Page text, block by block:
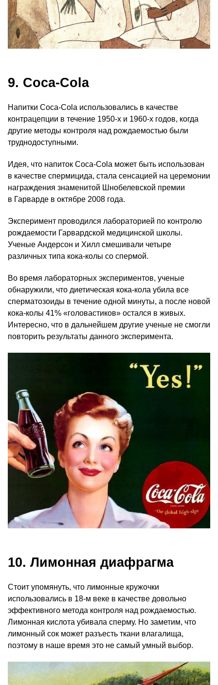
9. Coca-Cola
Напитки Coca-Cola использовались в качестве
контрацепции в течение 1950‑х и 1960‑х годов, когда
другие методы контроля над рождаемостью были
труднодоступными.
Идея, что напиток Coca-Cola может быть использован
в качестве спермицида, стала сенсацией на церемонии
награждения знаменитой Шнобелевской премии
в Гарварде в октябре 2008 года.
Эксперимент проводился лабораторией по контролю
рождаемости Гарвардской медицинской школы.
Ученые Андерсон и Хилл смешивали четыре
различных типа кока-колы со спермой.
Во время лабораторных экспериментов, ученые
обнаружили, что диетическая кока-кола убила все
сперматозоиды в течение одной минуты, а после новой
кока-колы 41% «головастиков» остался в живых.
Интересно, что в дальнейшем другие ученые не смогли
повторить результаты данного эксперимента.
10. Лимонная диафрагма
Стоит упомянуть, что лимонные кружочки
использовались в 18‑м веке в качестве довольно
эффективного метода контроля над рождаемостью.
Лимонная кислота убивала сперму. Но заметим, что
лимонный сок может разъесть ткани влагалища,
поэтому в наше время это не самый умный выбор.